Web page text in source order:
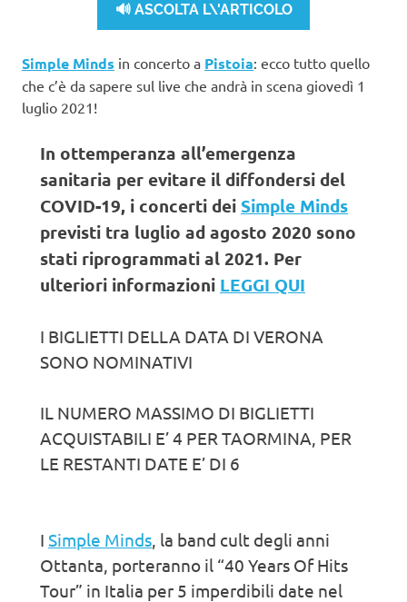
🔊 ASCOLTA L\'ARTICOLO
Simple Minds in concerto a Pistoia: ecco tutto quello
che c’è da sapere sul live che andrà in scena giovedì 1
luglio 2021!
In ottemperanza all’emergenza
sanitaria per evitare il diffondersi del
COVID-19, i concerti dei Simple Minds
previsti tra luglio ad agosto 2020 sono
stati riprogrammati al 2021. Per
ulteriori informazioni LEGGI QUI
I BIGLIETTI DELLA DATA DI VERONA
SONO NOMINATIVI
IL NUMERO MASSIMO DI BIGLIETTI
ACQUISTABILI E’ 4 PER TAORMINA, PER
LE RESTANTI DATE E’ DI 6
I Simple Minds, la band cult degli anni
Ottanta, porteranno il “40 Years Of Hits
Tour” in Italia per 5 imperdibili date nel